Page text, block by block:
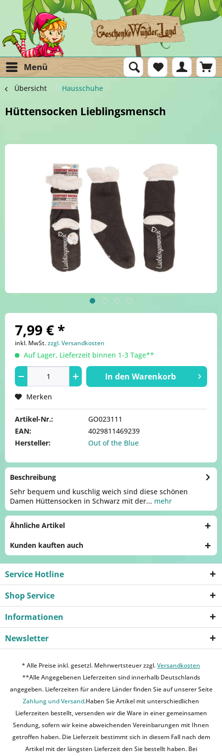
Menü
Übersicht Hausschuhe
Hüttensocken Lieblingsmensch
7,99 € *
inkl. MwSt.zzgl. Versandkosten
Auf Lager, Lieferzeit binnen 1-3 Tage**
In den Warenkorb
Merken
Artikel-Nr.:
GO023111
EAN:
4029811469239
Hersteller:
Out of the Blue
Beschreibung
Sehr bequem und kuschlig weich sind diese schönen
Damen Hüttensocken in Schwarz mit der... mehr
Ähnliche Artikel
Kunden kauften auch
Service Hotline
Shop Service
Informationen
Newsletter
* Alle Preise inkl. gesetzl. Mehrwertsteuer zzgl.Versandkosten
**Alle Angegebenen Lieferzeiten sind innerhalb Deutschlands
angegeben. Lieferzeiten für andere Länder finden Sie auf unserer Seite
Zahlung und Versand.Haben Sie Artikel mit unterschiedlichen
Lieferzeiten bestellt, versenden wir die Ware in einer gemeinsamen
Sendung, sofern wir keine abweichenden Vereinbarungen mit Ihnen
getroffen haben. Die Lieferzeit bestimmt sich in diesem Fall nach dem
Artikel mit der längsten Lieferzeit den Sie bestellt haben. Bei